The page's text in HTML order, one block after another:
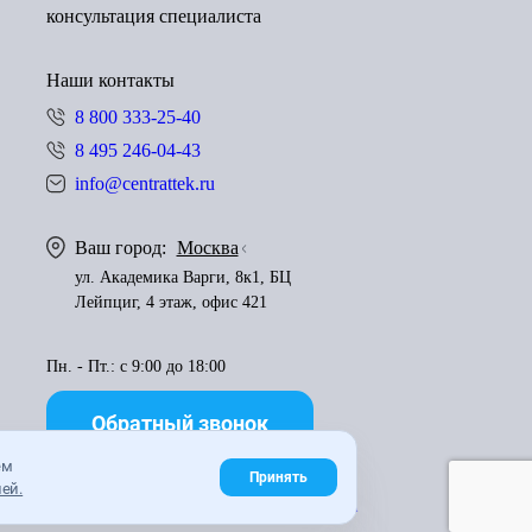
Принять
консультация специалиста
Наши контакты
8 800 333-25-40
8 495 246-04-43
info@centrattek.ru
Ваш город: Москва
ул. Академика Варги, 8к1, БЦ
Лейпциг, 4 этаж, офис 421
Пн. - Пт.: с 9:00 до 18:00
Обратный звонок
Карта сайта